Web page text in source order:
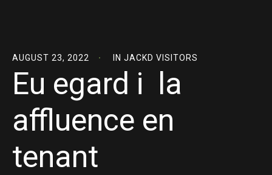
AUGUST 23, 2022 IN JACKD VISITORS
Eu egard i la
affluence en
tenant